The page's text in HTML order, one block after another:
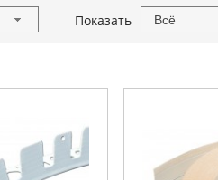
Показать Всё